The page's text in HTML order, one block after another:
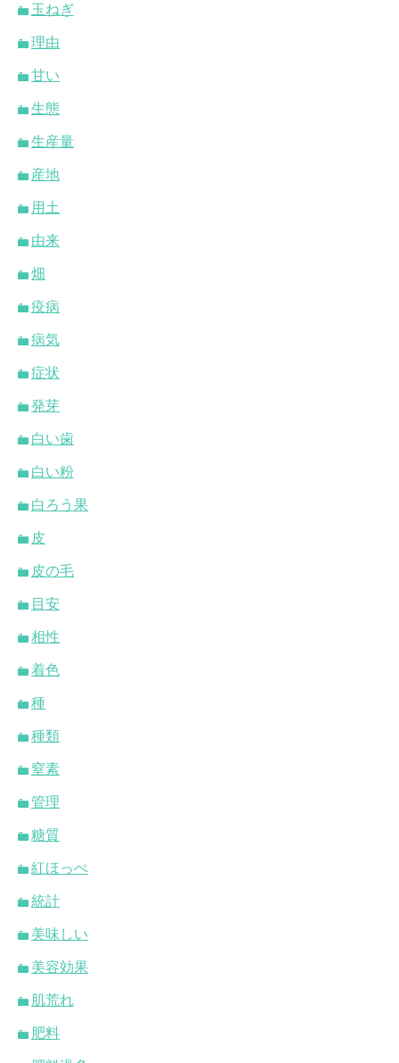
玉ねぎ
理由
甘い
生態
生産量
産地
用土
由来
畑
疫病
病気
症状
発芽
白い歯
白い粉
白ろう果
皮
皮の毛
目安
相性
着色
種
種類
窒素
管理
糖質
紅ほっぺ
統計
美味しい
美容効果
肌荒れ
肥料